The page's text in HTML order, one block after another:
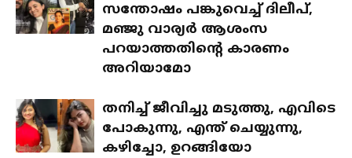
സന്തോഷം പങ്കുവെച്ച് ദിലീപ്,
മഞ്ജു വാര്യർ ആശംസ
പറയാത്തതിന്റെ കാരണം
അറിയാമോ
തനിച്ച് ജീവിച്ചു മടുത്തു, എവിടെ
പോകുന്നു, എന്ത് ചെയ്യുന്നു,
കഴിച്ചോ, ഉറങ്ങിയോ